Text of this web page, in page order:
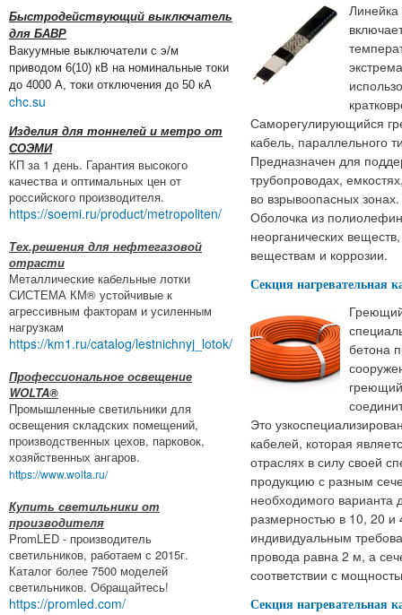
Быстродействующий выключатель
для БАВР
Вакуумные выключатели с э/м
приводом 6(10) кВ на номинальные токи
до 4000 А, токи отключения до 50 кА
chc.su
Изделия для тоннелей и метро от
СОЭМИ
КП за 1 день. Гарантия высокого
качества и оптимальных цен от
российского производителя.
https://soemi.ru/product/metropoliten/
Тех.решения для нефтегазовой
отрасти
Металлические кабельные лотки
СИСТЕМА КМ® устойчивые к
агрессивным факторам и усиленным
нагрузкам
https://km1.ru/catalog/lestnichnyj_lotok/
Профессиональное освещение
WOLTA®
Промышленные светильники для
освещения складских помещений,
производственных цехов, парковок,
хозяйственных ангаров.
https://www.wolta.ru/
Купить светильники от
производителя
PromLED - производитель
светильников, работаем с 2015г.
Каталог более 7500 моделей
светильников. Обращайтесь!
https://promled.com/
Саморегулирующийся
кабель, параллельного
Предназначен для
трубопроводах,
во взрывоопасных
Оболочка из
неорганических
веществам и коррозии.
Секция нагревательная
бетона
Это
кабелей, которая
отраслях в силу своей
продукцию с разным
необходимого варианта
размерностью в 10, 20 и
индивидуальным
провода равна 2 м, а
соответствии с
Секция нагревательная